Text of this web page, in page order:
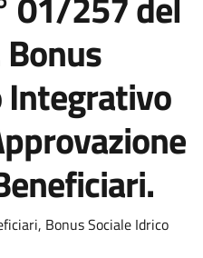
Integrativo
Bonus Sociale Idrico